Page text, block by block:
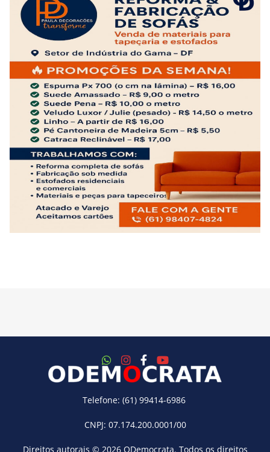
Telefone: (61) 99414-6986
CNPJ: 07.174.200.0001/00
Direitos autorais © 2026 ODemocrata. Todos os direitos